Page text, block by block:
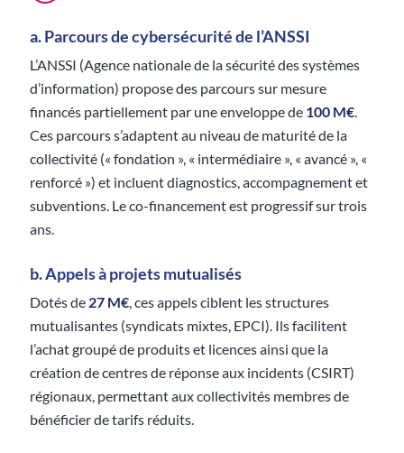
a. Parcours de cybersécurité de l’ANSSI
L’ANSSI (Agence nationale de la sécurité des systèmes
d’information) propose des parcours sur mesure
financés partiellement par une enveloppe de 100 M€.
Ces parcours s’adaptent au niveau de maturité de la
collectivité (« fondation », « intermédiaire », « avancé », «
renforcé ») et incluent diagnostics, accompagnement et
subventions. Le co-financement est progressif sur trois
ans.
b. Appels à projets mutualisés
Dotés de 27 M€, ces appels ciblent les structures
mutualisantes (syndicats mixtes, EPCI). Ils facilitent
l’achat groupé de produits et licences ainsi que la
création de centres de réponse aux incidents (CSIRT)
régionaux, permettant aux collectivités membres de
bénéficier de tarifs réduits.